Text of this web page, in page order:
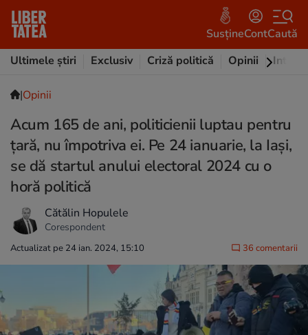
SusțineContCaută
Ultimele știri
Exclusiv Criză politică Opinii
|Opinii
Acum 165 de ani, politicienii luptau pentru
țară, nu împotriva ei. Pe 24 ianuarie, la Iași,
se dă startul anului electoral 2024 cu o
horă politică
Cătălin Hopulele
Corespondent
Actualizat pe 24 ian. 2024, 15:10 36 comentarii